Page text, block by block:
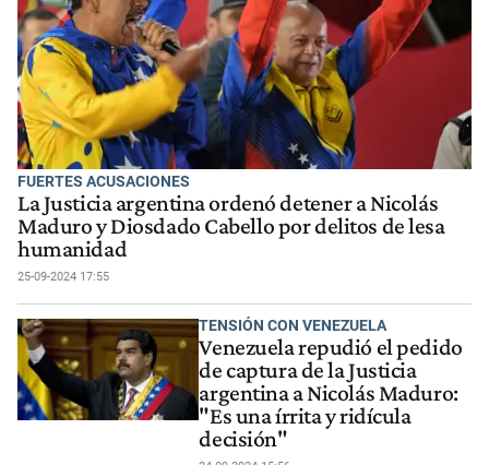
FUERTES ACUSACIONES
La Justicia argentina ordenó detener a Nicolás
Maduro y Diosdado Cabello por delitos de lesa
humanidad
25-09-2024 17:55
TENSIÓN CON VENEZUELA
Venezuela repudió el pedido
de captura de la Justicia
argentina a Nicolás Maduro:
"Es una írrita y ridícula
decisión"